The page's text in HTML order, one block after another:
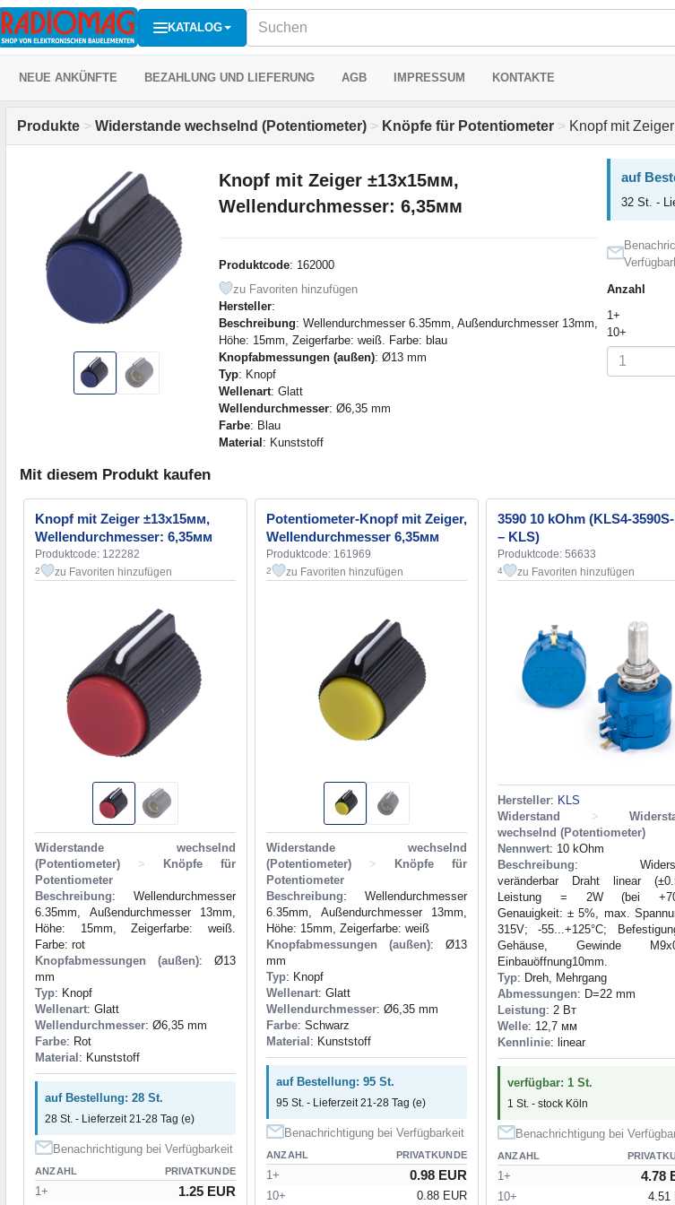
KATALOG
NEUE ANKÜNFTE BEZAHLUNG UND LIEFERUNG AGB IMPRESSUM KONTAKTE
Produkte > Widerstande wechselnd (Potentiometer) > Knöpfe für Potentiometer > Knopf mit
Knopf mit Zeiger ±13х15мм,
Wellendurchmesser: 6,35мм
Produktcode: 162000
zu Favoriten hinzufügen
Hersteller:
Beschreibung: Wellendurchmesser 6.35mm, Außendurchmesser 13mm,
Höhe: 15mm, Zeigerfarbe: weiß. Farbe: blau
Knopfabmessungen (außen): Ø13 mm
Typ: Knopf
Wellenart: Glatt
Wellendurchmesser: Ø6,35 mm
Farbe: Blau
Material : Kunststoff
auf
32 St. -
Anzahl
1+
10+
Mit diesem Produkt kaufen
Knopf mit Zeiger ±13х15мм,
Wellendurchmesser: 6,35мм
Produktcode: 122282
2 zu Favoriten hinzufügen
Widerstande wechselnd
(Potentiometer)
>
Knöpfe für
Potentiometer
Beschreibung: Wellendurchmesser
6.35mm, Außendurchmesser 13mm,
Höhe: 15mm, Zeigerfarbe: weiß.
Farbe: rot
Knopfabmessungen (außen): Ø13
mm
Typ: Knopf
Wellenart: Glatt
Wellendurchmesser: Ø6,35 mm
Farbe: Rot
Material : Kunststoff
auf Bestellung: 28 St.
28 St. - Lieferzeit 21-28 Tag (e)
Benachrichtigung bei Verfügbarkeit
ANZAHL PRIVATKUNDE
1+ 1.25 EUR
Potentiometer-Knopf mit Zeiger,
Wellendurchmesser 6,35мм
Produktcode: 161969
2 zu Favoriten hinzufügen
Widerstande wechselnd
(Potentiometer)
>
Knöpfe für
Potentiometer
Beschreibung: Wellendurchmesser
6.35mm, Außendurchmesser 13mm,
Höhe: 15mm, Zeigerfarbe: weiß
Knopfabmessungen (außen): Ø13
mm
Typ: Knopf
Wellenart: Glatt
Wellendurchmesser: Ø6,35 mm
Farbe: Schwarz
Material : Kunststoff
auf Bestellung: 95 St.
95 St. - Lieferzeit 21-28 Tag (e)
Benachrichtigung bei Verfügbarkeit
ANZAHL PRIVATKUNDE
1+ 0.98 EUR
10+ 0.88 EUR
3590 10 kOhm (KLS4-
– KLS)
Produktcode: 56633
4 zu Favoriten hinzufügen
Hersteller: KLS
Widerstand
>
wechselnd (Potentiometer)
Nennwert: 10 kOhm
Beschreibung:
veränderbar Draht linear
Leistung = 2W (bei
Genauigkeit: ± 5%, max.
315V; -55...+125°C;
Gehäuse, Gewinde
Einbauöffnung10mm.
Typ: Dreh, Mehrgang
Abmessungen: D=22 mm
Leistung: 2 Вт
Welle: 12,7 мм
Kennlinie: linear
verfügbar: 1 St.
1 St. - stock Köln
Benachrichtigung bei
ANZAHL
1+ 4.78
10+ 4.51